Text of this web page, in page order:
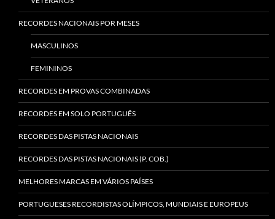
RECORDES NACIONAIS POR MESES
MASCULINOS
FEMININOS
RECORDES EM PROVAS COMBINADAS
RECORDES EM SOLO PORTUGUÊS
RECORDES DAS PISTAS NACIONAIS
RECORDES DAS PISTAS NACIONAIS (P. COB.)
MELHORES MARCAS EM VÁRIOS PAÍSES
PORTUGUESES RECORDISTAS OLÍMPICOS, MUNDIAIS E EUROPEUS